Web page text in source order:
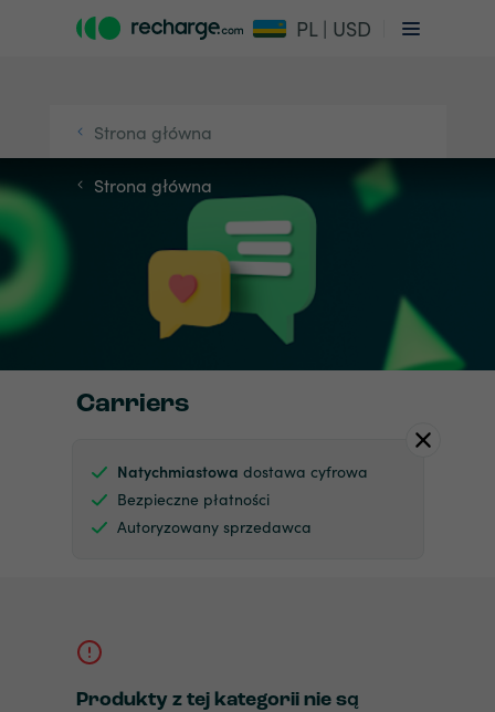
PL | USD
Strona główna
Strona główna
Carriers
Natychmiastowa dostawa cyfrowa
Bezpieczne płatności
Autoryzowany sprzedawca
Produkty z tej kategorii nie są